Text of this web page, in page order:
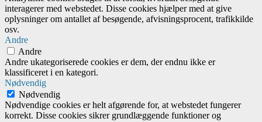
interagerer med webstedet. Disse cookies hjælper med at give
oplysninger om antallet af besøgende, afvisningsprocent, trafikkilde
osv.
Andre
Andre
Andre ukategoriserede cookies er dem, der endnu ikke er
klassificeret i en kategori.
Nødvendig
Nødvendig
Nødvendige cookies er helt afgørende for, at webstedet fungerer
korrekt. Disse cookies sikrer grundlæggende funktioner og